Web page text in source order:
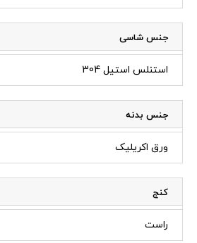
جنس شاسی
استنلس استیل 304
جنس بدنه
ورق اکریلیک
کنج
راست